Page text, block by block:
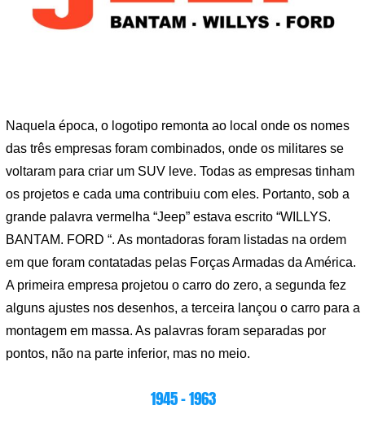
Naquela época, o logotipo remonta ao local onde os nomes
das três empresas foram combinados, onde os militares se
voltaram para criar um SUV leve. Todas as empresas tinham
os projetos e cada uma contribuiu com eles. Portanto, sob a
grande palavra vermelha “Jeep” estava escrito “WILLYS.
BANTAM. FORD “. As montadoras foram listadas na ordem
em que foram contatadas pelas Forças Armadas da América.
A primeira empresa projetou o carro do zero, a segunda fez
alguns ajustes nos desenhos, a terceira lançou o carro para a
montagem em massa. As palavras foram separadas por
pontos, não na parte inferior, mas no meio.
1945 – 1963